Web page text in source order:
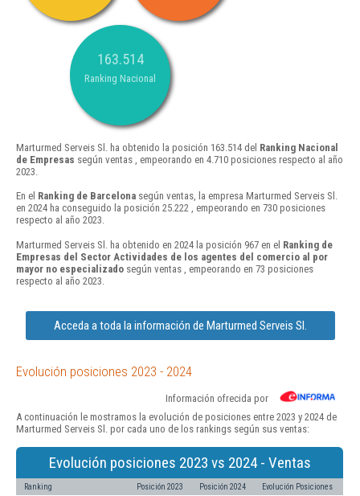
163.514
Ranking Nacional
Marturmed Serveis Sl. ha obtenido la posición 163.514 del Ranking Nacional
de Empresas según ventas , empeorando en 4.710 posiciones respecto al año
2023.
En el Ranking de Barcelona según ventas, la empresa Marturmed Serveis Sl.
en 2024 ha conseguido la posición 25.222 , empeorando en 730 posiciones
respecto al año 2023.
Marturmed Serveis Sl. ha obtenido en 2024 la posición 967 en el Ranking de
Empresas del Sector Actividades de los agentes del comercio al por
mayor no especializado según ventas , empeorando en 73 posiciones
respecto al año 2023.
Acceda a toda la información de Marturmed Serveis Sl.
Evolución posiciones 2023 - 2024
Información ofrecida por
A continuación le mostramos la evolución de posiciones entre 2023 y 2024 de
Marturmed Serveis Sl. por cada uno de los rankings según sus ventas:
Evolución posiciones 2023 vs 2024 - Ventas
Ranking Posición 2023 Posición 2024 Evolución Posiciones